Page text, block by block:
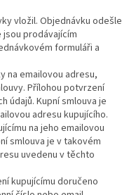
vložil. Objednávku odešle
jsou prodávajícím
formuláři a
na emailovou adresu,
Přílohou potvrzení
údajů. Kupní smlouva je
adresu kupujícího.
na jeho emailovou
smlouva je v takovém
uvedenu v těchto
kupujícímu doručeno